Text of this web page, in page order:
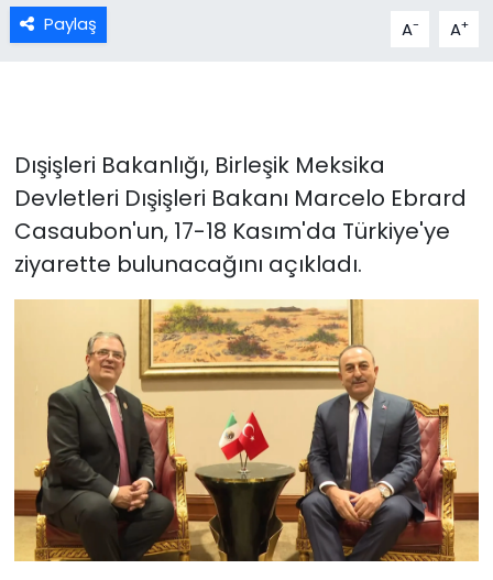
Paylaş A- A+
Dışişleri Bakanlığı, Birleşik Meksika
Devletleri Dışişleri Bakanı Marcelo Ebrard
Casaubon'un, 17-18 Kasım'da Türkiye'ye
ziyarette bulunacağını açıkladı.